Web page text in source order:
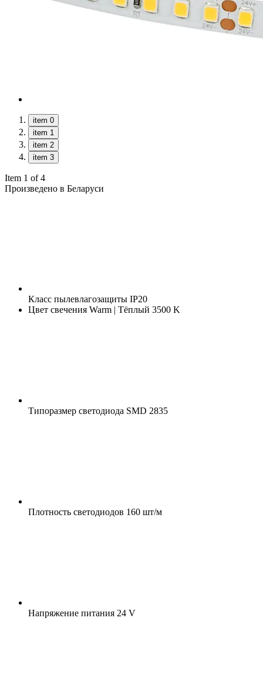
item 0
item 1
item 2
item 3
Item 1 of 4
Произведено в Беларуси
Класс пылевлагозащиты IP20
Цвет свечения Warm | Тёплый 3500 K
Типоразмер светодиода SMD 2835
Плотность светодиодов 160 шт/м
Напряжение питания 24 V